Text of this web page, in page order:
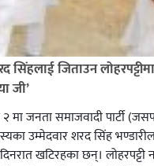
जिल्लामै दोस्रो स्थान
सम्मानित
सिंहलाई जिताउन
जी’
२ मा जनता समाजवादी पार्टी
उम्मेदवार शरद सिंह
खटिरहका छन्।